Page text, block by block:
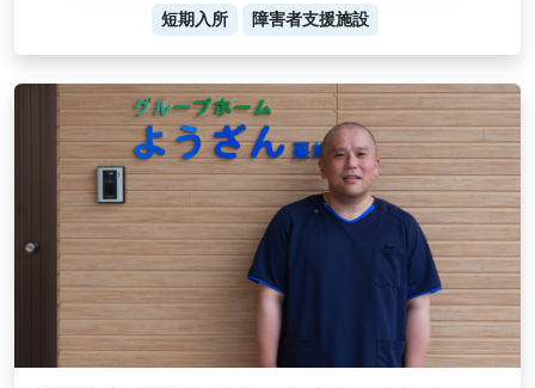
短期入所
障害者支援施設